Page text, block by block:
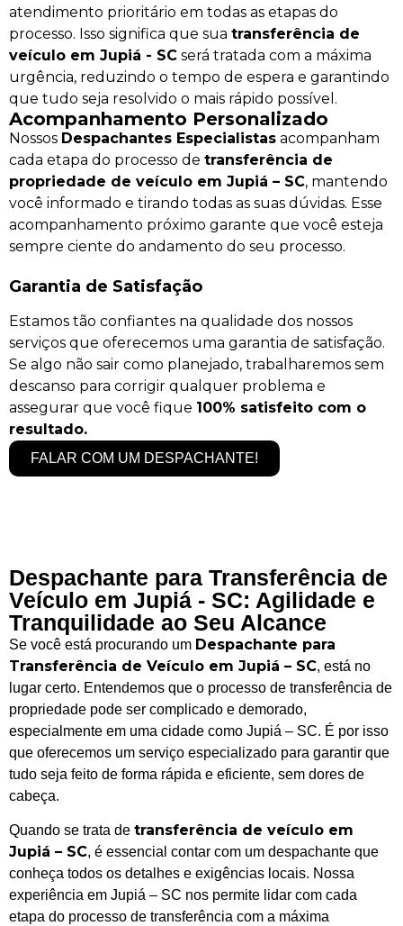
atendimento prioritário em todas as etapas do
processo. Isso significa que sua transferência de
veículo em Jupiá - SC será tratada com a máxima
urgência, reduzindo o tempo de espera e garantindo
que tudo seja resolvido o mais rápido possível.
Acompanhamento Personalizado
Nossos Despachantes Especialistas acompanham
cada etapa do processo de transferência de
propriedade de veículo em Jupiá – SC, mantendo
você informado e tirando todas as suas dúvidas. Esse
acompanhamento próximo garante que você esteja
sempre ciente do andamento do seu processo.
Garantia de Satisfação
Estamos tão confiantes na qualidade dos nossos
serviços que oferecemos uma garantia de satisfação.
Se algo não sair como planejado, trabalharemos sem
descanso para corrigir qualquer problema e
assegurar que você fique 100% satisfeito com o
resultado.
FALAR COM UM DESPACHANTE!
Despachante para Transferência de
Veículo em Jupiá - SC: Agilidade e
Tranquilidade ao Seu Alcance
Se você está procurando um Despachante para
Transferência de Veículo em Jupiá – SC, está no
lugar certo. Entendemos que o processo de transferência de
propriedade pode ser complicado e demorado,
especialmente em uma cidade como Jupiá – SC. É por isso
que oferecemos um serviço especializado para garantir que
tudo seja feito de forma rápida e eficiente, sem dores de
cabeça.
Quando se trata de transferência de veículo em
Jupiá – SC, é essencial contar com um despachante que
conheça todos os detalhes e exigências locais. Nossa
experiência em Jupiá – SC nos permite lidar com cada
etapa do processo de transferência com a máxima